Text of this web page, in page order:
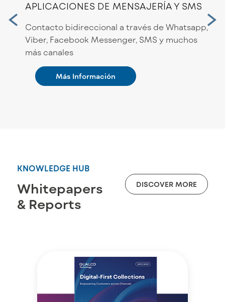
APLICACIONES DE MENSAJERÍA Y SMS
Contacto bidireccional a través de Whatsapp,
Viber, Facebook Messenger, SMS y muchos
más canales
Más Información
KNOWLEDGE HUB
Whitepapers
& Reports
DISCOVER MORE